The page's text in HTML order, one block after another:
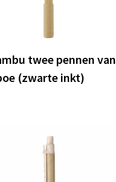
twee pennen van
(zwarte inkt)